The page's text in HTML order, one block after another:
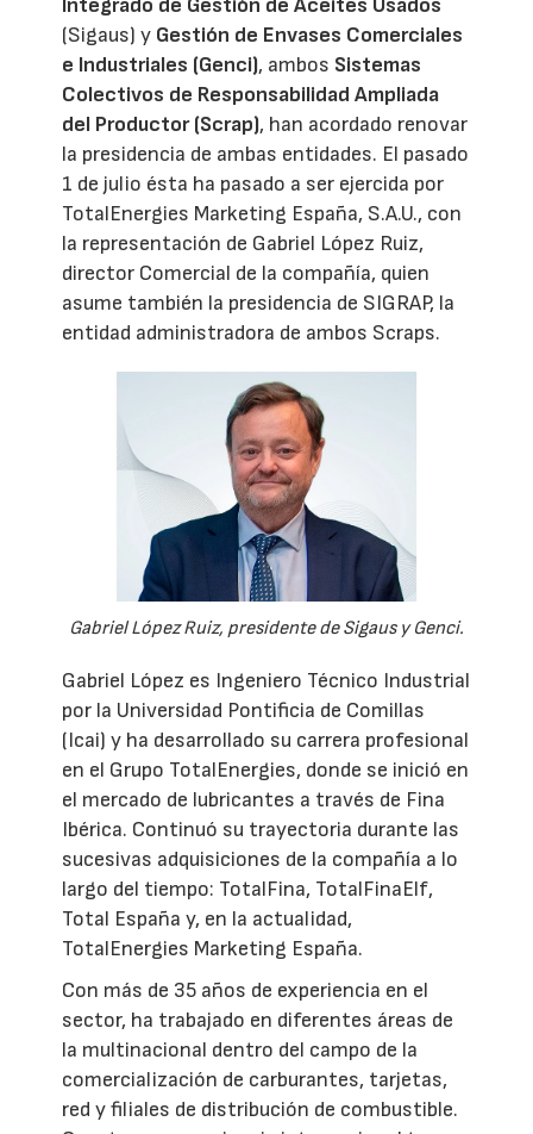
Integrado de Gestión de Aceites Usados
(Sigaus) y Gestión de Envases Comerciales
e Industriales (Genci), ambos Sistemas
Colectivos de Responsabilidad Ampliada
del Productor (Scrap), han acordado renovar
la presidencia de ambas entidades. El pasado
1 de julio ésta ha pasado a ser ejercida por
TotalEnergies Marketing España, S.A.U., con
la representación de Gabriel López Ruiz,
director Comercial de la compañía, quien
asume también la presidencia de SIGRAP, la
entidad administradora de ambos Scraps.
Gabriel López Ruiz, presidente de Sigaus y Genci.
Gabriel López es Ingeniero Técnico Industrial
por la Universidad Pontificia de Comillas
(Icai) y ha desarrollado su carrera profesional
en el Grupo TotalEnergies, donde se inició en
el mercado de lubricantes a través de Fina
Ibérica. Continuó su trayectoria durante las
sucesivas adquisiciones de la compañía a lo
largo del tiempo: TotalFina, TotalFinaElf,
Total España y, en la actualidad,
TotalEnergies Marketing España.
Con más de 35 años de experiencia en el
sector, ha trabajado en diferentes áreas de
la multinacional dentro del campo de la
comercialización de carburantes, tarjetas,
red y filiales de distribución de combustible.